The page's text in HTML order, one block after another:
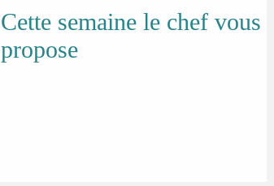
Cette semaine le chef vous
propose